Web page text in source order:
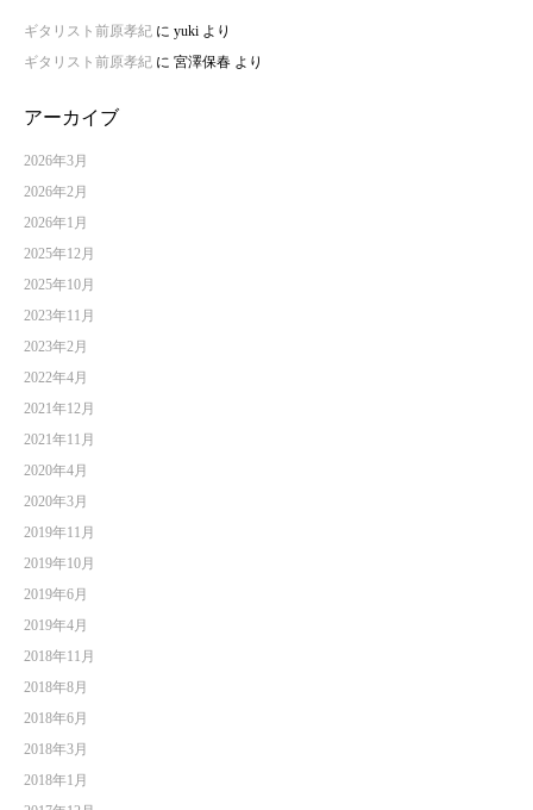
ギタリスト前原孝紀 に yuki より
ギタリスト前原孝紀 に 宮澤保春 より
アーカイブ
2026年3月
2026年2月
2026年1月
2025年12月
2025年10月
2023年11月
2023年2月
2022年4月
2021年12月
2021年11月
2020年4月
2020年3月
2019年11月
2019年10月
2019年6月
2019年4月
2018年11月
2018年8月
2018年6月
2018年3月
2018年1月